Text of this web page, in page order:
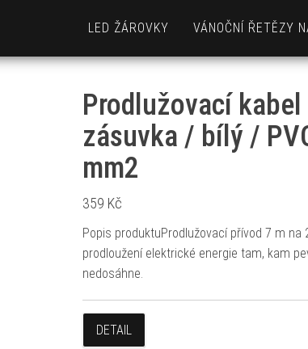
LED ŽÁROVKY VÁNOČNÍ ŘETĚZY
Prodlužovací kabel
zásuvka / bílý /
mm2
359 Kč
Popis produktuProdlužovací přívod 7 m na
prodloužení elektrické energie tam, kam
nedosáhne.
DETAIL